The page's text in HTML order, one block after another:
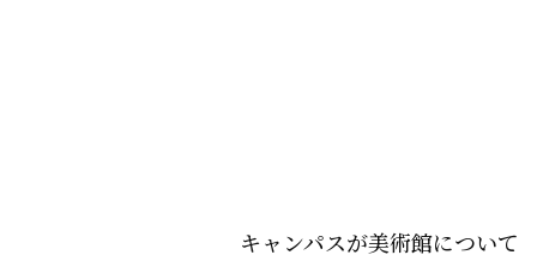
キャンパスが美術館について